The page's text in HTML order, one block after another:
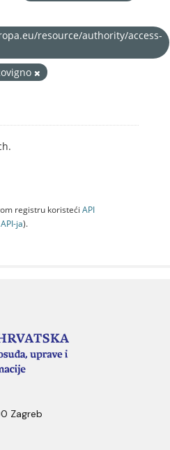
resource/authority/access-
registru koristeći API
jа).